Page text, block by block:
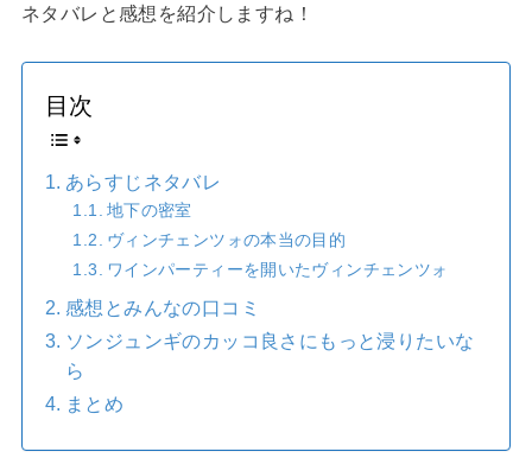
ネタバレと感想を紹介しますね！
目次
あらすじネタバレ
地下の密室
ヴィンチェンツォの本当の目的
ワインパーティーを開いたヴィンチェンツォ
感想とみんなの口コミ
ソンジュンギのカッコ良さにもっと浸りたいな
ら
まとめ